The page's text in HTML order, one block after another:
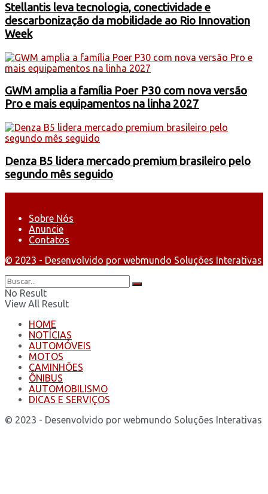
Stellantis leva tecnologia, conectividade e
descarbonização da mobilidade ao Rio Innovation
Week
GWM amplia a família Poer P30 com nova versão
Pro e mais equipamentos na linha 2027
Denza B5 lidera mercado premium brasileiro pelo
segundo mês seguido
Sobre Nós
Anuncie
Contatos
© 2023 - Desenvolvido por webmundo Soluções Interativas
No Result
View All Result
HOME
NOTÍCIAS
AUTOMÓVEIS
MOTOS
CAMINHÕES
ÔNIBUS
AUTOMOBILISMO
DICAS E SERVIÇOS
© 2023 - Desenvolvido por webmundo Soluções Interativas